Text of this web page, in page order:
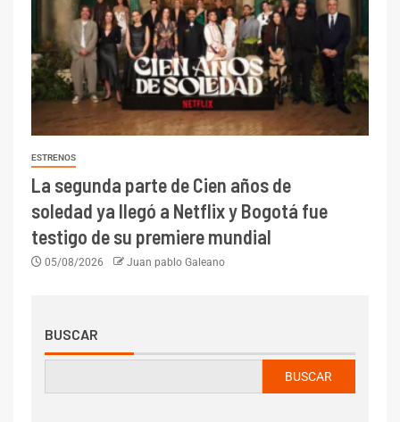
ESTRENOS
La segunda parte de Cien años de
soledad ya llegó a Netflix y Bogotá fue
testigo de su premiere mundial
05/08/2026 Juan pablo Galeano
BUSCAR
BUSCAR